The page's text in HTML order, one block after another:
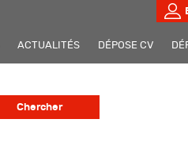
ACTUALITÉS DÉPOSE CV